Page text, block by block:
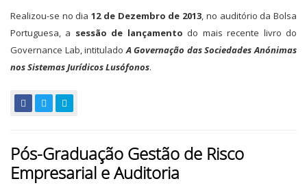
Realizou-se no dia12 de Dezembro de 2013, no auditório da Bolsa
Portuguesa, a sessão de lançamento do mais recente livro do
Governance Lab, intituladoA Governação das Sociedades Anónimas
nos Sistemas Jurídicos Lusófonos.
Pós-Graduação Gestão de Risco
Empresarial e Auditoria